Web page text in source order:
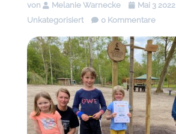
von Melanie Warnecke
Mai 3 2022
Unkategorisiert
0 Kommentare